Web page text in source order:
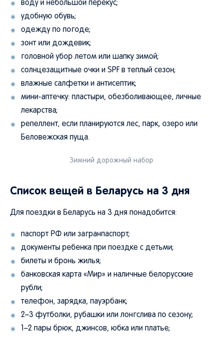
воду и небольшой перекус;
удобную обувь;
одежду по погоде;
зонт или дождевик;
головной убор летом или шапку зимой;
солнцезащитные очки и SPF в теплый сезон;
влажные салфетки и антисептик;
мини-аптечку: пластыри, обезболивающее, личные
лекарства;
репеллент, если планируются лес, парк, озеро или
Беловежская пуща.
Зимний дорожный набор
Список вещей в Беларусь на 3 дня
Для поездки в Беларусь на 3 дня понадобится:
паспорт РФ или загранпаспорт;
документы ребенка при поездке с детьми;
билеты и бронь жилья;
банковская карта «Мир» и наличные белорусские
рубли;
телефон, зарядка, пауэрбанк;
2–3 футболки, рубашки или лонгслива по сезону;
1–2 пары брюк, джинсов, юбка или платье;